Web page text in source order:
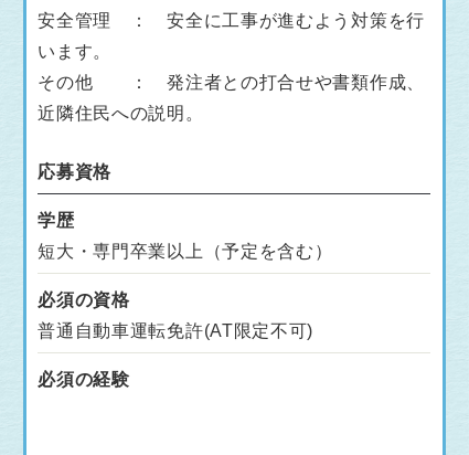
安全管理 ： 安全に工事が進むよう対策を行
います。
その他 ： 発注者との打合せや書類作成、
近隣住民への説明。
応募資格
学歴
短大・専門卒業以上（予定を含む）
必須の資格
普通自動車運転免許(AT限定不可)
必須の経験